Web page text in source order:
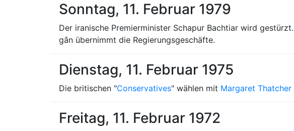
Sonntag, 11. Februar 1979
Der iranische Premierminister Schapur Bachtiar wird
gān übernimmt die Regierungsgeschäfte.
Dienstag, 11. Februar 1975
Die britischen "Conservatives" wählen mit Margaret Thatcher
Freitag, 11. Februar 1972